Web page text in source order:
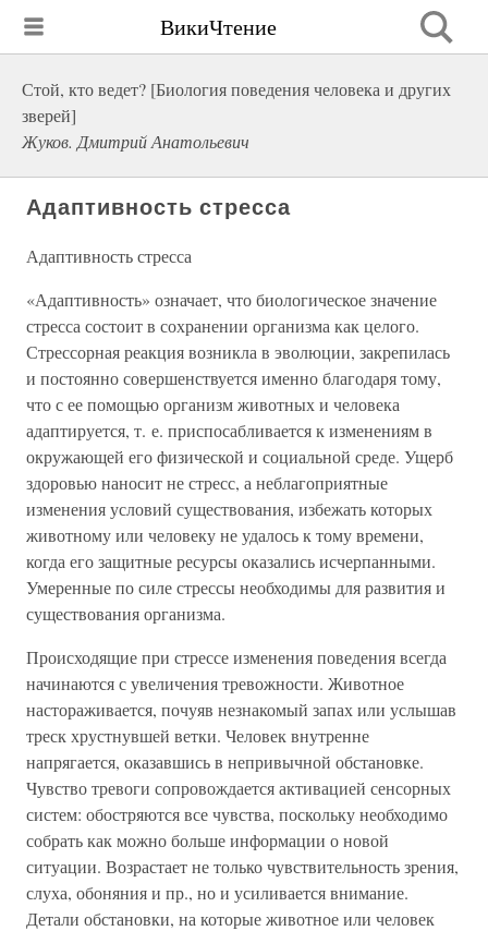
ВикиЧтение
Стой, кто ведет? [Биология поведения человека и других
зверей]
Жуков. Дмитрий Анатольевич
Адаптивность стресса
Адаптивность стресса
«Адаптивность» означает, что биологическое значение
стресса состоит в сохранении организма как целого.
Стрессорная реакция возникла в эволюции, закрепилась
и постоянно совершенствуется именно благодаря тому,
что с ее помощью организм животных и человека
адаптируется, т. е. приспосабливается к изменениям в
окружающей его физической и социальной среде. Ущерб
здоровью наносит не стресс, а неблагоприятные
изменения условий существования, избежать которых
животному или человеку не удалось к тому времени,
когда его защитные ресурсы оказались исчерпанными.
Умеренные по силе стрессы необходимы для развития и
существования организма.
Происходящие при стрессе изменения поведения всегда
начинаются с увеличения тревожности. Животное
настораживается, почуяв незнакомый запах или услышав
треск хрустнувшей ветки. Человек внутренне
напрягается, оказавшись в непривычной обстановке.
Чувство тревоги сопровождается активацией сенсорных
систем: обостряются все чувства, поскольку необходимо
собрать как можно больше информации о новой
ситуации. Возрастает не только чувствительность зрения,
слуха, обоняния и пр., но и усиливается внимание.
Детали обстановки, на которые животное или человек